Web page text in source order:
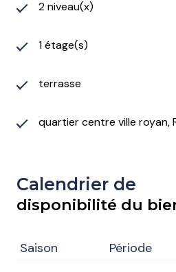
2 niveau(x)
1 étage(s)
terrasse
quartier centre ville royan,
Calendrier de
disponibilité du
Saison Période